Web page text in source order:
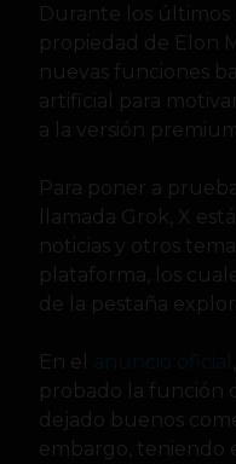
Durante los últimos
propiedad de Elon
nuevas funciones
artificial para
a la versión
Para poner a
llamada Grok, X
noticias y otros
plataforma, los
de la pestaña
En el
probado la función
dejado buenos
embargo, teniendo